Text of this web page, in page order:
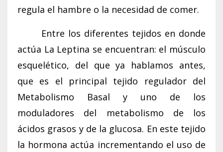
regula el hambre o la necesidad de comer.
Entre los diferentes tejidos en donde
actúa La Leptina se encuentran: el músculo
esquelético, del que ya hablamos antes,
que es el principal tejido regulador del
Metabolismo Basal y uno de los
moduladores del metabolismo de los
ácidos grasos y de la glucosa. En este tejido
la hormona actúa incrementando el uso de